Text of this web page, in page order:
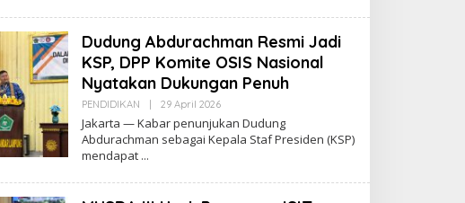
D
K
I
Dudung Abdurachman Resmi Jadi
KSP, DPP Komite OSIS Nasional
Nyatakan Dukungan Penuh
PENDIDIKAN 29 April 2026O
L
E
H
D
Jakarta — Kabar penunjukan Dudung
Abdurachman sebagai Kepala Staf Presiden (KSP)
mendapat